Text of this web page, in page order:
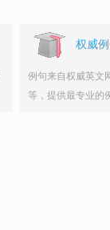
权威
例句来自权威英文
等，提供最专业的